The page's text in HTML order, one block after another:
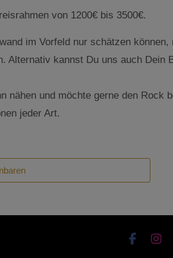
von 1200€ bis 3500€.
im Vorfeld nur schätzen
Alternativ kannst Du uns auch
nähen und möchte gerne den
jeder Art.